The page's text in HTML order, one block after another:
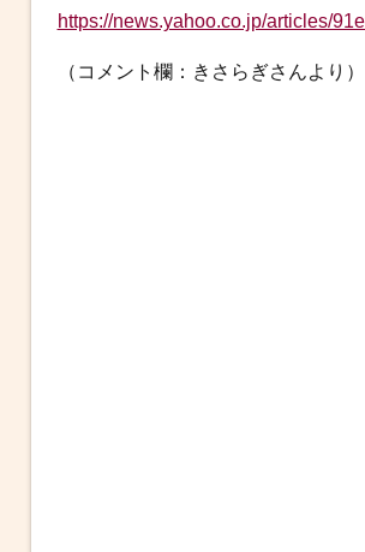
https://news.yahoo.co.jp/articles/
（コメント欄：きさらぎさんより）